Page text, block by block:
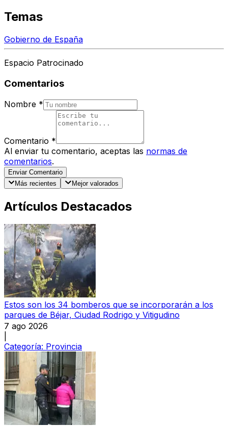
Temas
Gobierno de España
Espacio Patrocinado
Comentarios
Nombre *
Comentario *
Al enviar tu comentario, aceptas las normas de
comentarios.
Enviar Comentario
Más recientes
Mejor valorados
Artículos Destacados
Estos son los 34 bomberos que se incorporarán a los
parques de Béjar, Ciudad Rodrigo y Vitigudino
7 ago 2026
Categoría: Provincia